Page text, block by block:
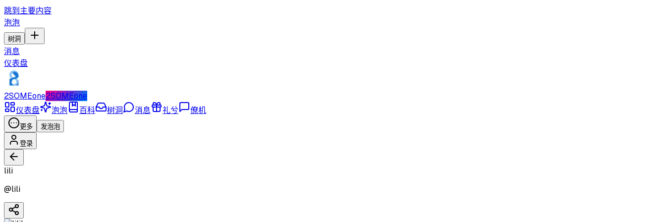
跳到主要内容
泡泡
树洞
消息
仪表盘
2SOMEone2SOMEone
仪表盘
泡泡 百科 树洞 消息 礼兮 僚机
更多 发泡泡
登录
lili
@lili